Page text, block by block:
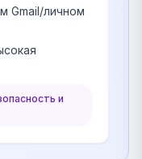
Gmail/личном
и